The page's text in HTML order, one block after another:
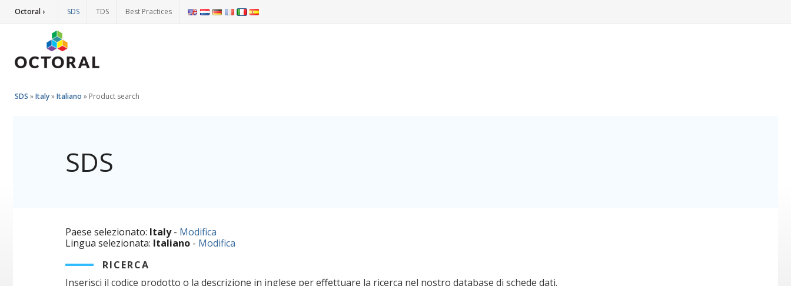
Octoral › SDS TDS Best Practices
SDS »Italy»Italiano » Product search
SDS
Paese selezionato: Italy- Modifica
Lingua selezionata: Italiano - Modifica
RICERCA
Inserisci il codice prodotto o la descrizione in inglese per effettuare la ricerca nel nostro database di schede dati.